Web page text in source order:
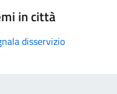
in città
disservizio